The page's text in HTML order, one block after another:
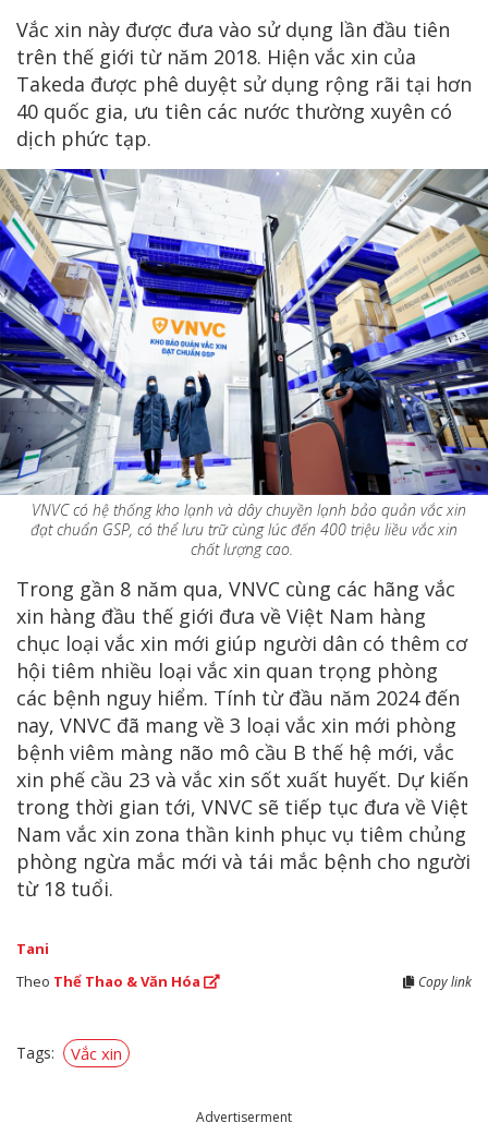
Vắc xin này được đưa vào sử dụng lần đầu tiên
trên thế giới từ năm 2018. Hiện vắc xin của
Takeda được phê duyệt sử dụng rộng rãi tại hơn
40 quốc gia, ưu tiên các nước thường xuyên có
dịch phức tạp.
VNVC có hệ thống kho lạnh và dây chuyền lạnh bảo quản vắc xin
đạt chuẩn GSP, có thể lưu trữ cùng lúc đến 400 triệu liều vắc xin
chất lượng cao.
Trong gần 8 năm qua, VNVC cùng các hãng vắc
xin hàng đầu thế giới đưa về Việt Nam hàng
chục loại vắc xin mới giúp người dân có thêm cơ
hội tiêm nhiều loại vắc xin quan trọng phòng
các bệnh nguy hiểm. Tính từ đầu năm 2024 đến
nay, VNVC đã mang về 3 loại vắc xin mới phòng
bệnh viêm màng não mô cầu B thế hệ mới, vắc
xin phế cầu 23 và vắc xin sốt xuất huyết. Dự kiến
trong thời gian tới, VNVC sẽ tiếp tục đưa về Việt
Nam vắc xin zona thần kinh phục vụ tiêm chủng
phòng ngừa mắc mới và tái mắc bệnh cho người
từ 18 tuổi.
Tani
Theo Thể Thao & Văn Hóa Copy link
Tags: Vắc xin
Advertiserment